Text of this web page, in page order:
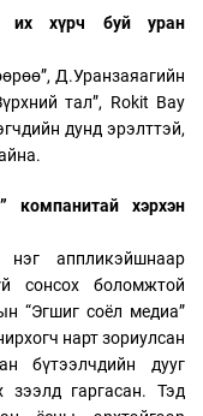
их хүрч буй уран
Д.Уранзаяагийн
тал”, Rokit Bay
дунд эрэлттэй,
компанитай хэрхэн
аппликэйшнаар
сонсох боломжтой
“Эгшиг соёл медиа”
нарт зориулсан
бүтээлчдийн дууг
зээлд гаргасан. Тэд